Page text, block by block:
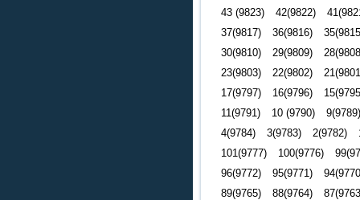
43 (9823)
42(9822)
37(9817)
36(9816)
30(9810)
29(9809)
23(9803)
22(9802)
17(9797)
16(9796)
11(9791)
10 (9790)
9(9789)
4(9784)
3(9783) 2(9782)
101(9777)
100(9776)
96(9772)
95(9771)
89(9765)
88(9764)